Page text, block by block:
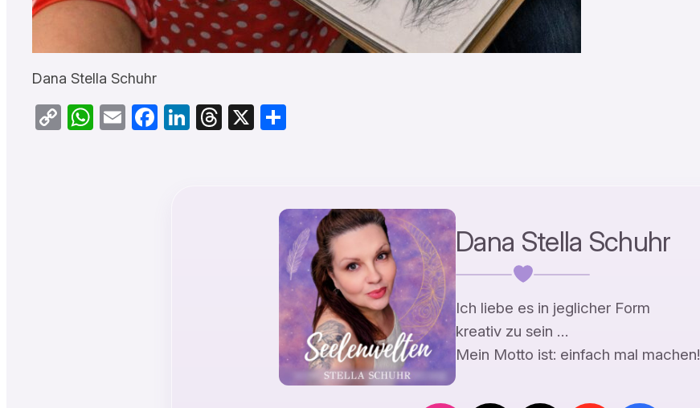
Dana Stella Schuhr
CopyWhatsApp
EmailFacebook
LinkedIn
Threads
X
Dana Stella Schuhr
Ich liebe es in jeglicher Form
kreativ zu sein …
Mein Motto ist: einfach mal machen!